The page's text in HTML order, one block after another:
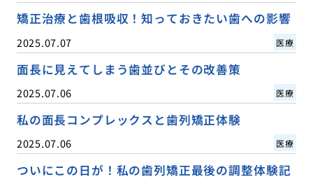
矯正治療と歯根吸収！知っておきたい歯への影響
2025.07.07 医療
面長に見えてしまう歯並びとその改善策
2025.07.06 医療
私の面長コンプレックスと歯列矯正体験
2025.07.06 医療
ついにこの日が！私の歯列矯正最後の調整体験記